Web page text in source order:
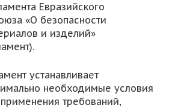
Евразийского
«О безопасности
и изделий»
устанавливает
необходимые условия
требований,